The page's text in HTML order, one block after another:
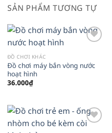
SẢN PHẨM TƯƠNG TỰ
ĐỒ CHƠI KHÁC
Đồ chơi máy bắn vòng nước
hoạt hình
36.000₫